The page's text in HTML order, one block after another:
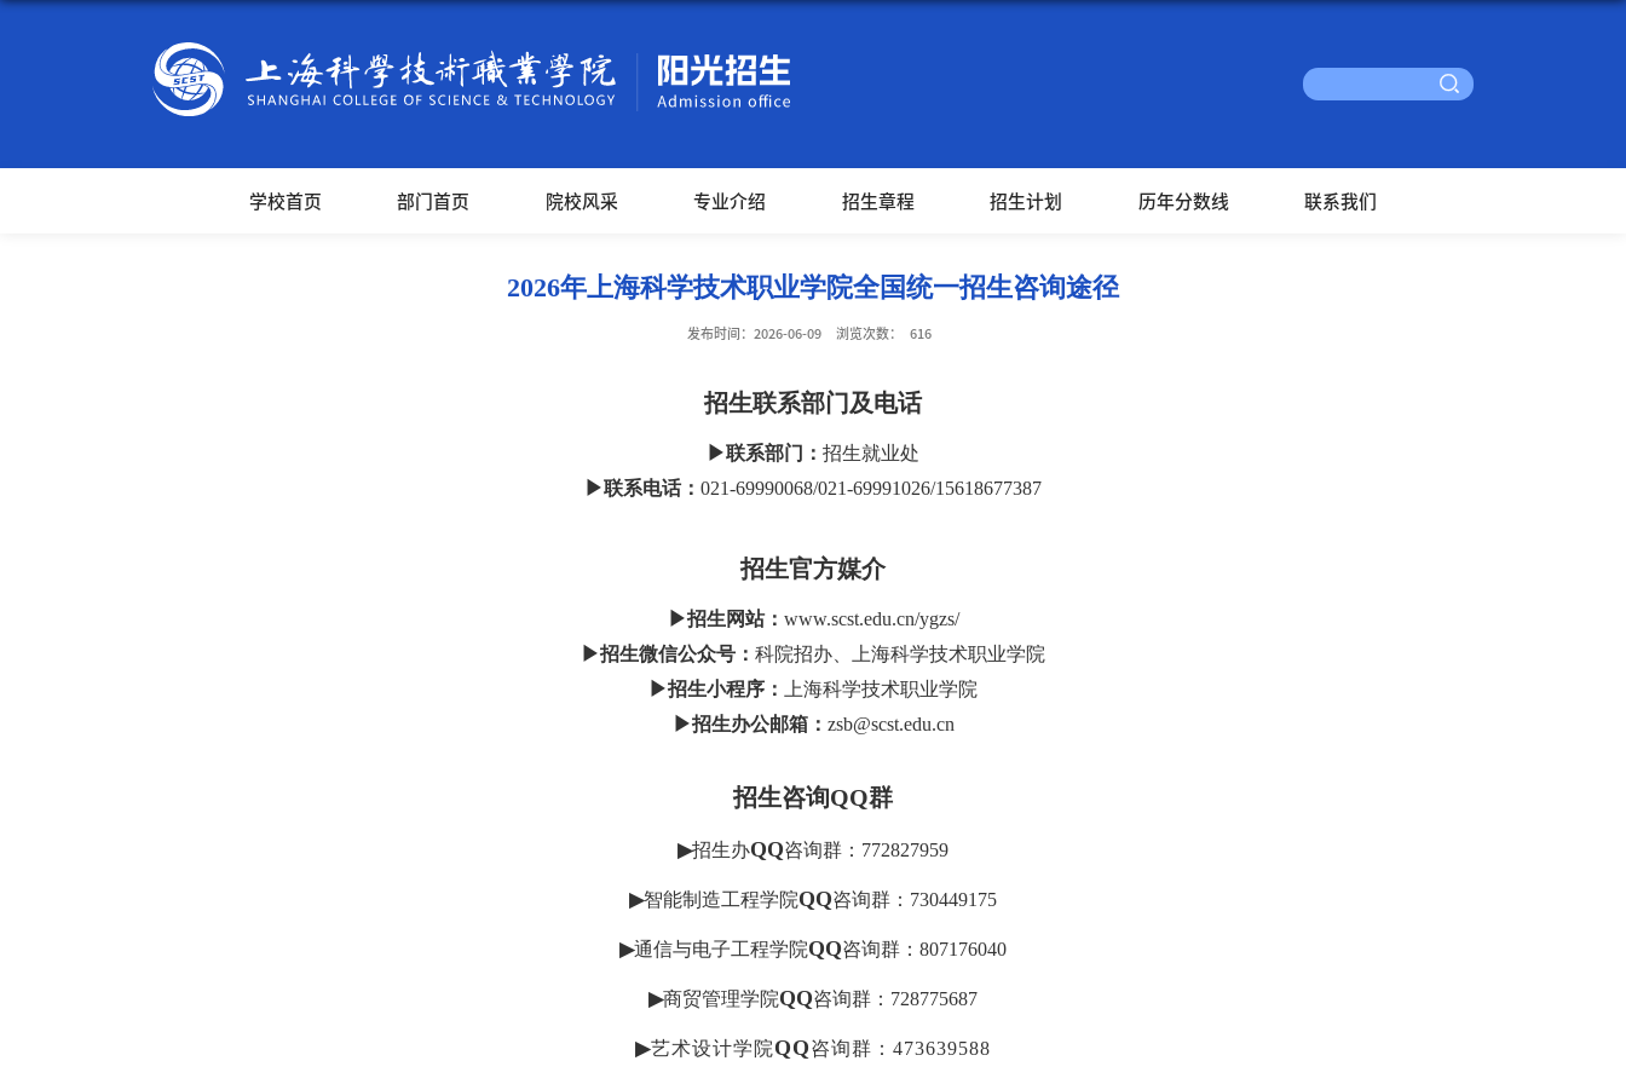
学校首页 部门首页 院校风采 专业介绍 招生章程 招生计划 历年分数线 联系我们
2026年上海科学技术职业学院全国统一招生咨询途径
发布时间：2026-06-09 浏览次数： 616
招生联系部门及电话
▶联系部门： 招生就业处
▶联系电话： 021-69990068/021-69991026/15618677387
招生官方媒介
▶招生网站： www.scst.edu.cn/ygzs/
▶招生微信公众号： 科院招办、上海科学技术职业学院
▶招生小程序：
上海科学技术职业学院
▶招生办公邮箱： zsb@scst.edu.cn
招生咨询QQ群
▶招生办QQ咨询群：772827959
▶智能制造工程学院QQ咨询群：730449175
▶通信与电子工程学院QQ咨询群：807176040
▶商贸管理学院QQ咨询群：728775687
▶艺术设计学院QQ咨询群： 473639588